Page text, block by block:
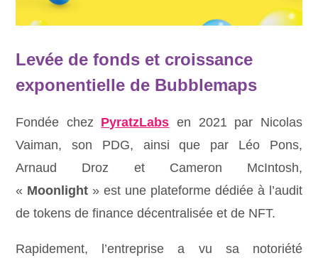
Levée de fonds et croissance
exponentielle de Bubblemaps
Fondée chez PyratzLabs en 2021 par Nicolas
Vaiman, son PDG, ainsi que par Léo Pons,
Arnaud Droz et Cameron McIntosh,
« Moonlight » est une plateforme dédiée à l’audit
de tokens de finance décentralisée et de NFT.
Rapidement, l’entreprise a vu sa notoriété